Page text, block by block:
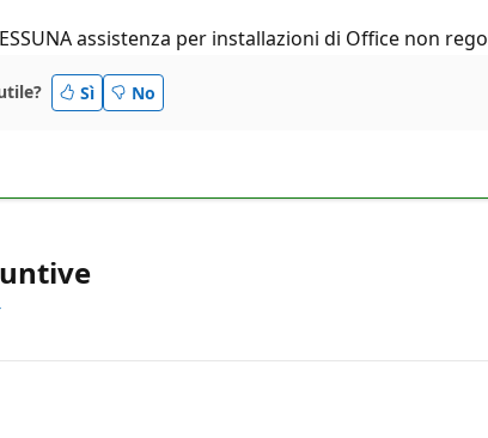
assistenza per installazioni di Office non
Sì No